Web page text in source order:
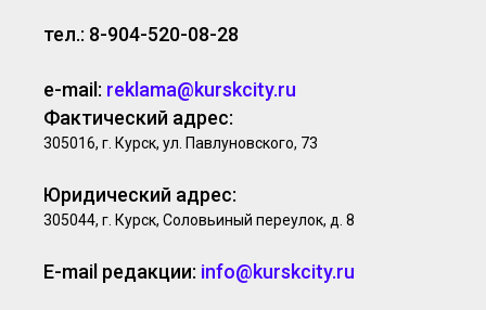
тел.: 8-904-520-08-28
e-mail: reklama@kurskcity.ru
Фактический адрес:
305016, г. Курск, ул. Павлуновского, 73
Юридический адрес:
305044, г. Курск, Соловьиный переулок, д. 8
E-mail редакции: info@kurskcity.ru